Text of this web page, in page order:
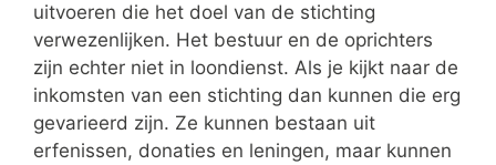
uitvoeren die het doel van de stichting
verwezenlijken. Het bestuur en de oprichters
zijn echter niet in loondienst. Als je kijkt naar de
inkomsten van een stichting dan kunnen die erg
gevarieerd zijn. Ze kunnen bestaan uit
erfenissen, donaties en leningen, maar kunnen